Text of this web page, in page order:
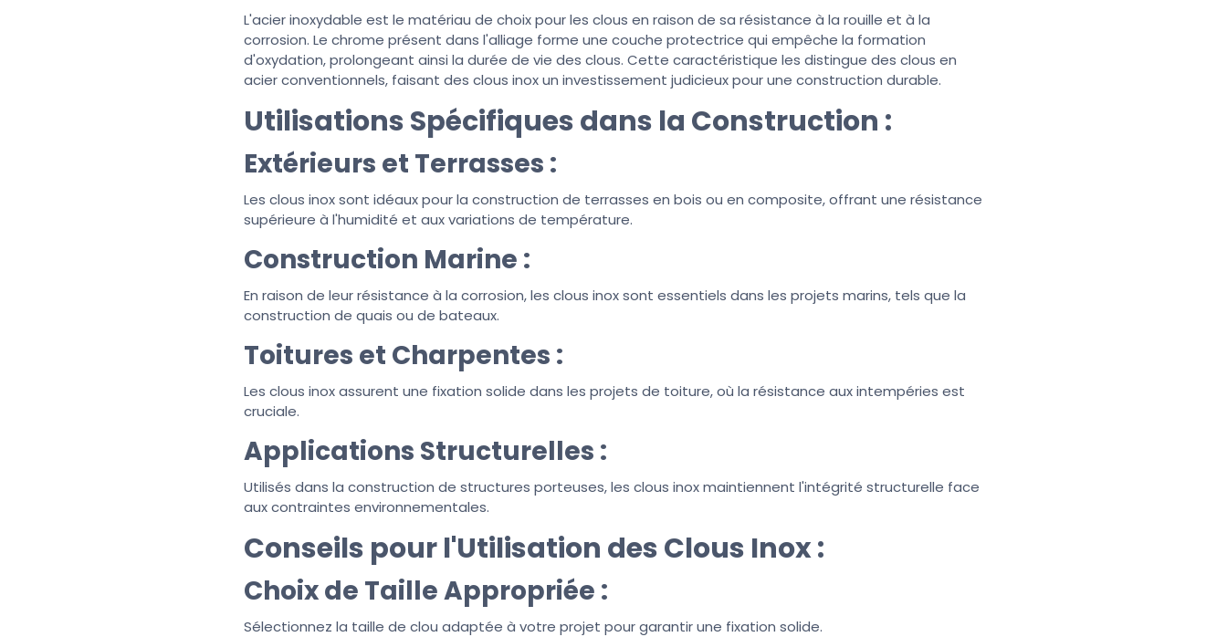
L'acier inoxydable est le matériau de choix pour les clous en raison de sa résistance à la rouille et à la
corrosion. Le chrome présent dans l'alliage forme une couche protectrice qui empêche la formation
d'oxydation, prolongeant ainsi la durée de vie des clous. Cette caractéristique les distingue des clous en
acier conventionnels, faisant des clous inox un investissement judicieux pour une construction durable.
Utilisations Spécifiques dans la Construction :
Extérieurs et Terrasses :
Les clous inox sont idéaux pour la construction de terrasses en bois ou en composite, offrant une résistance
supérieure à l'humidité et aux variations de température.
Construction Marine :
En raison de leur résistance à la corrosion, les clous inox sont essentiels dans les projets marins, tels que la
construction de quais ou de bateaux.
Toitures et Charpentes :
Les clous inox assurent une fixation solide dans les projets de toiture, où la résistance aux intempéries est
cruciale.
Applications Structurelles :
Utilisés dans la construction de structures porteuses, les clous inox maintiennent l'intégrité structurelle face
aux contraintes environnementales.
Conseils pour l'Utilisation des Clous Inox :
Choix de Taille Appropriée :
Sélectionnez la taille de clou adaptée à votre projet pour garantir une fixation solide.